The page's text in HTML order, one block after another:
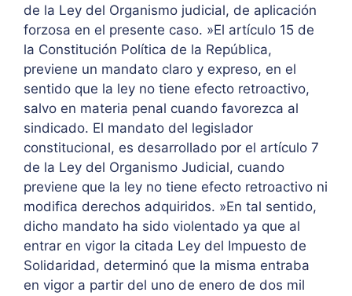
de la Ley del Organismo judicial, de aplicación
forzosa en el presente caso. »El artículo 15 de
la Constitución Política de la República,
previene un mandato claro y expreso, en el
sentido que la ley no tiene efecto retroactivo,
salvo en materia penal cuando favorezca al
sindicado. El mandato del legislador
constitucional, es desarrollado por el artículo 7
de la Ley del Organismo Judicial, cuando
previene que la ley no tiene efecto retroactivo ni
modifica derechos adquiridos. »En tal sentido,
dicho mandato ha sido violentado ya que al
entrar en vigor la citada Ley del Impuesto de
Solidaridad, determinó que la misma entraba
en vigor a partir del uno de enero de dos mil